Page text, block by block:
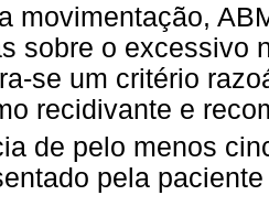
movimentação,
sobre o excessivo
se um critério
recidivante e
de pelo menos
pela